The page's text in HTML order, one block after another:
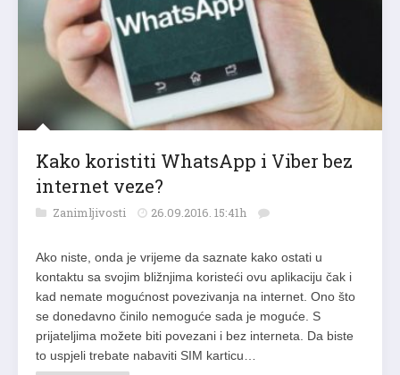
Kako koristiti WhatsApp i Viber bez
internet veze?
Zanimljivosti 26.09.2016. 15:41h
Ako niste, onda je vrijeme da saznate kako ostati u
kontaktu sa svojim bližnjima koristeći ovu aplikaciju čak i
kad nemate mogućnost povezivanja na internet. Ono što
se donedavno činilo nemoguće sada je moguće. S
prijateljima možete biti povezani i bez interneta. Da biste
to uspjeli trebate nabaviti SIM karticu…